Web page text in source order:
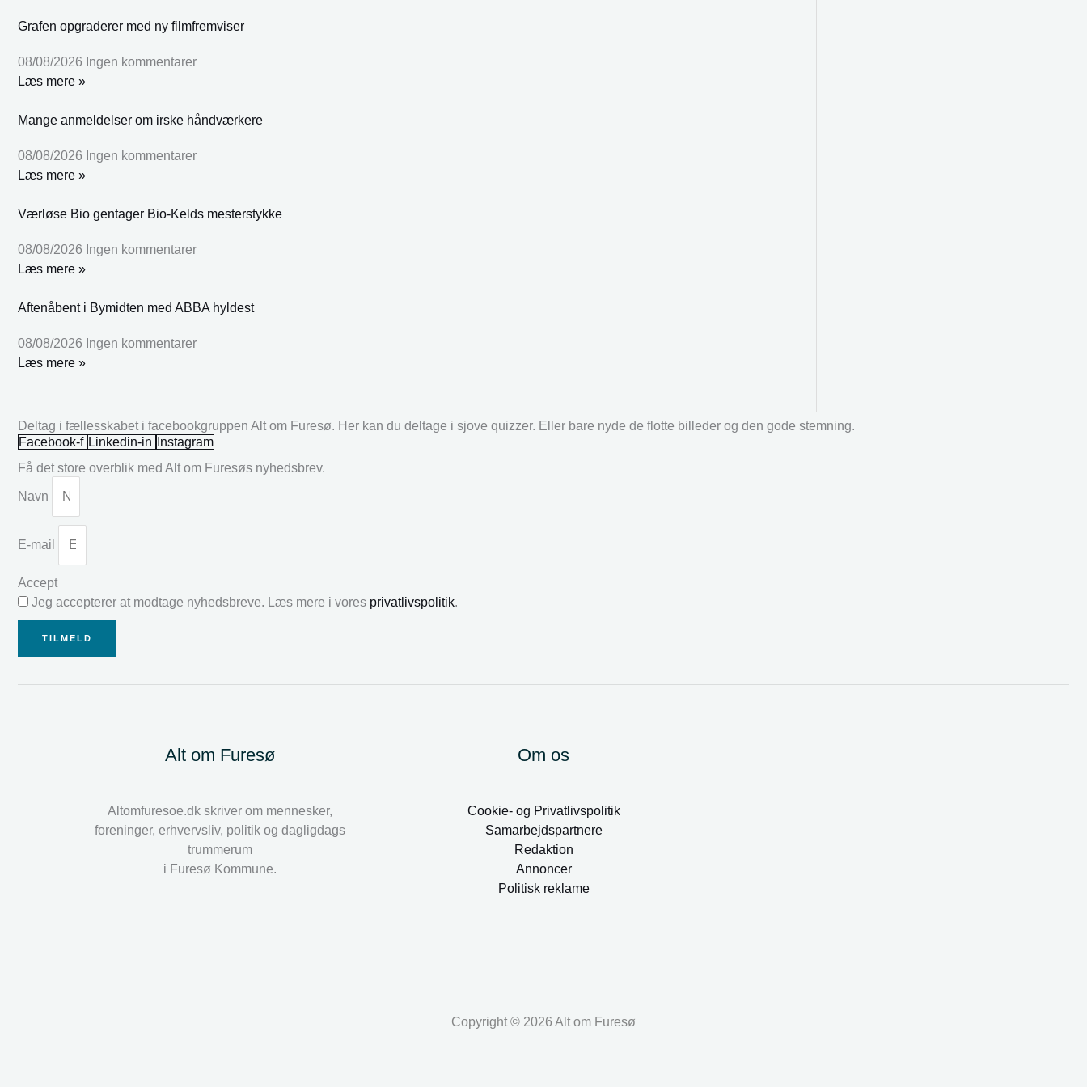
Grafen opgraderer med ny filmfremviser
08/08/2026 Ingen kommentarer
Læs mere »
Mange anmeldelser om irske håndværkere
08/08/2026 Ingen kommentarer
Læs mere »
Værløse Bio gentager Bio-Kelds mesterstykke
08/08/2026 Ingen kommentarer
Læs mere »
Aftenåbent i Bymidten med ABBA hyldest
08/08/2026 Ingen kommentarer
Læs mere »
Deltag i fællesskabet i facebookgruppen Alt om Furesø. Her kan du deltage i sjove quizzer. Eller bare nyde de flotte billeder og den gode stemning.
Facebook-f Linkedin-in
Instagram
Få det store overblik med Alt om Furesøs nyhedsbrev.
Navn
E-mail
Accept
Jeg accepterer at modtage nyhedsbreve. Læs mere i vores privatlivspolitik.
TILMELD
Alt om Furesø
Altomfuresoe.dk skriver om mennesker,
foreninger, erhvervsliv, politik og dagligdags
trummerum
i Furesø Kommune.
Om os
Cookie- og Privatlivspolitik
Samarbejdspartnere
Redaktion
Annoncer
Politisk reklame
Copyright © 2026 Alt om Furesø